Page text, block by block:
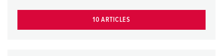
10 ARTICLES